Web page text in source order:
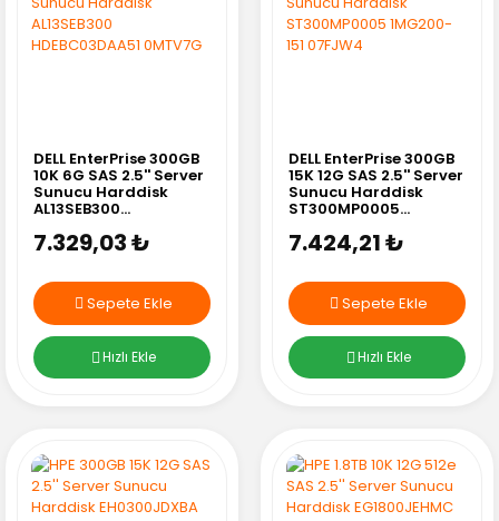
DELL EnterPrise 300GB
10K 6G SAS 2.5'' Server
Sunucu Harddisk
AL13SEB300
0MTV7G
7.329,03 ₺
Sepete Ekle
Hızlı Ekle
DELL EnterPrise 300GB
15K 12G SAS 2.5'' Server
Sunucu Harddisk
ST300MP0005
7.424,21 ₺
Sepete Ekle
Hızlı Ekle